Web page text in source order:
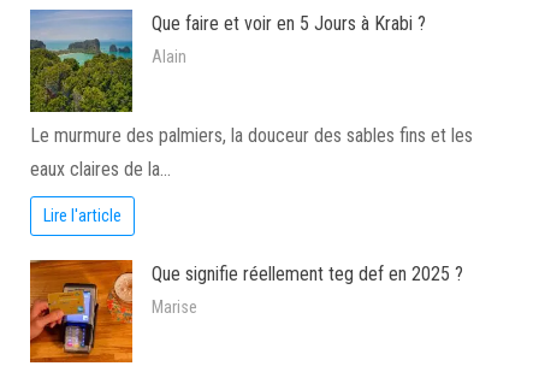
Que faire et voir en 5 Jours à Krabi ?
Alain
Le murmure des palmiers, la douceur des sables fins et les
eaux claires de la…
Lire l'article
Que signifie réellement teg def en 2025 ?
Marise